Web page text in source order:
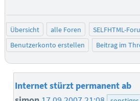
Übersicht alle Foren SELFHTML-
Benutzerkonto erstellen
Beitrag im
Internet stürzt permanent ab